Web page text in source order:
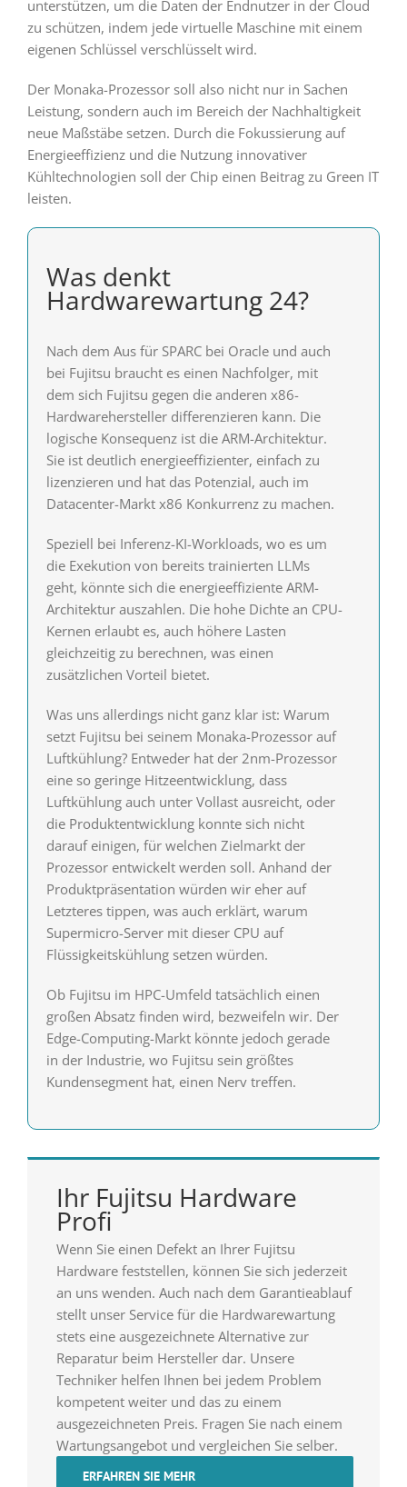
unterstützen, um die Daten der Endnutzer in der Cloud
zu schützen, indem jede virtuelle Maschine mit einem
eigenen Schlüssel verschlüsselt wird.
Der Monaka-Prozessor soll also nicht nur in Sachen
Leistung, sondern auch im Bereich der Nachhaltigkeit
neue Maßstäbe setzen. Durch die Fokussierung auf
Energieeffizienz und die Nutzung innovativer
Kühltechnologien soll der Chip einen Beitrag zu Green IT
leisten.
Was denkt
Hardwarewartung 24?
Nach dem Aus für SPARC bei Oracle und auch
bei Fujitsu braucht es einen Nachfolger, mit
dem sich Fujitsu gegen die anderen x86-
Hardwarehersteller differenzieren kann. Die
logische Konsequenz ist die ARM-Architektur.
Sie ist deutlich energieeffizienter, einfach zu
lizenzieren und hat das Potenzial, auch im
Datacenter-Markt x86 Konkurrenz zu machen.
Speziell bei Inferenz-KI-Workloads, wo es um
die Exekution von bereits trainierten LLMs
geht, könnte sich die energieeffiziente ARM-
Architektur auszahlen. Die hohe Dichte an CPU-
Kernen erlaubt es, auch höhere Lasten
gleichzeitig zu berechnen, was einen
zusätzlichen Vorteil bietet.
Was uns allerdings nicht ganz klar ist: Warum
setzt Fujitsu bei seinem Monaka-Prozessor auf
Luftkühlung? Entweder hat der 2nm-Prozessor
eine so geringe Hitzeentwicklung, dass
Luftkühlung auch unter Vollast ausreicht, oder
die Produktentwicklung konnte sich nicht
darauf einigen, für welchen Zielmarkt der
Prozessor entwickelt werden soll. Anhand der
Produktpräsentation würden wir eher auf
Letzteres tippen, was auch erklärt, warum
Supermicro-Server mit dieser CPU auf
Flüssigkeitskühlung setzen würden.
Ob Fujitsu im HPC-Umfeld tatsächlich einen
großen Absatz finden wird, bezweifeln wir. Der
Edge-Computing-Markt könnte jedoch gerade
in der Industrie, wo Fujitsu sein größtes
Kundensegment hat, einen Nerv treffen.
Ihr Fujitsu Hardware
Profi
Wenn Sie einen Defekt an Ihrer Fujitsu
Hardware feststellen, können Sie sich jederzeit
an uns wenden. Auch nach dem Garantieablauf
stellt unser Service für die Hardwarewartung
stets eine ausgezeichnete Alternative zur
Reparatur beim Hersteller dar. Unsere
Techniker helfen Ihnen bei jedem Problem
kompetent weiter und das zu einem
ausgezeichneten Preis. Fragen Sie nach einem
Wartungsangebot und vergleichen Sie selber.
ERFAHREN SIE MEHR